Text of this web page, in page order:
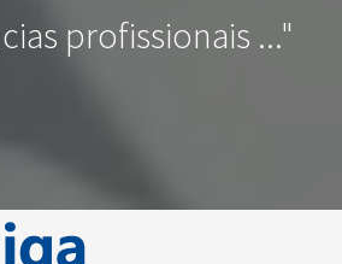
profissionais ..."